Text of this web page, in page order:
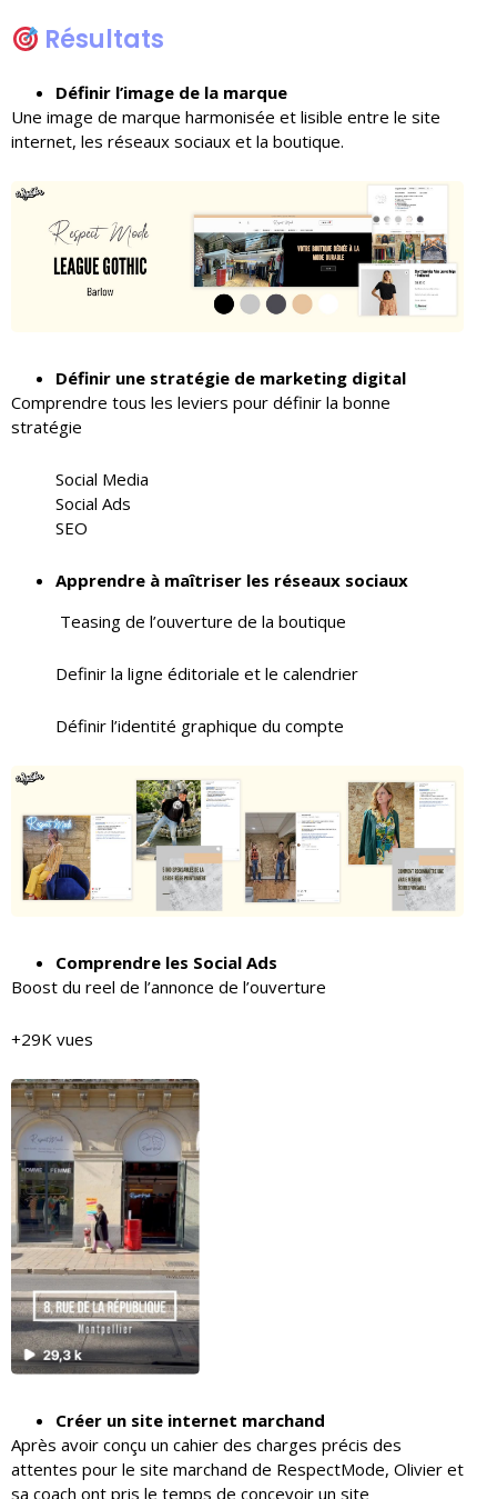
Résultats
Définir l’image de la marque
Une image de marque harmonisée et lisible entre le site
internet, les réseaux sociaux et la boutique.
Définir une stratégie de marketing digital
Comprendre tous les leviers pour définir la bonne
stratégie
Social Media
Social Ads
SEO
Apprendre à maîtriser les réseaux sociaux
Teasing de l’ouverture de la boutique
Definir la ligne éditoriale et le calendrier
Définir l’identité graphique du compte
Comprendre les Social Ads
Boost du reel de l’annonce de l’ouverture
+29K vues
Créer un site internet marchand
Après avoir conçu un cahier des charges précis des
attentes pour le site marchand de RespectMode, Olivier et
sa coach ont pris le temps de concevoir un site